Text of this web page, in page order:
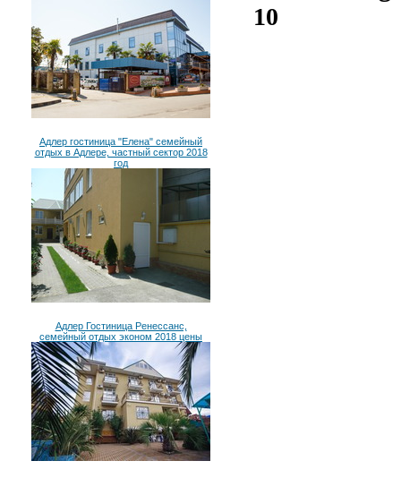
Адлер гостиница "Елена" семейный
отдых в Адлере, частный сектор 2018
год
Адлер Гостиница Ренессанс,
семейный отдых эконом 2018 цены